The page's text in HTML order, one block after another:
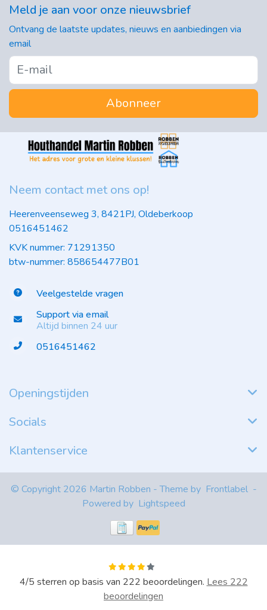
Meld je aan voor onze nieuwsbrief
Ontvang de laatste updates, nieuws en aanbiedingen via
email
Abonneer
Neem contact met ons op!
Heerenveenseweg 3, 8421PJ, Oldeberkoop
0516451462
KVK nummer: 71291350
btw-nummer: 858654477B01
Veelgestelde vragen
Support via email
Altijd binnen 24 uur
0516451462
Openingstijden
Socials
Klantenservice
© Copyright 2026 Martin Robben - Theme by Frontlabel -
Powered by Lightspeed
4/5 sterren op basis van 222 beoordelingen. Lees 222
beoordelingen